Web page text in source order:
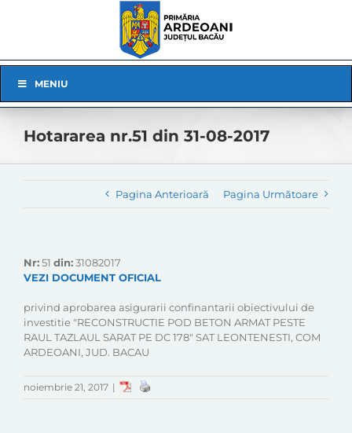
Navigation
MENIU
Hotararea nr.51 din 31-08-2017
Pagina Anterioară Pagina Următoare
Nr:51 din:31082017
VEZI DOCUMENT OFICIAL
privind aprobarea asigurarii confinantarii obiectivului de
investitie "RECONSTRUCTIE POD BETON ARMAT PESTE
RAUL TAZLAUL SARAT PE DC 178" SAT LEONTENESTI, COM
ARDEOANI, JUD. BACAU
noiembrie 21, 2017 |